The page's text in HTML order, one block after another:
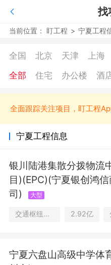
找
当前位置： 盯工程 > 宁夏工程
全国 北京 天津 上海
全部
住宅 办公楼 酒
全面跟踪关注项目，盯工程
宁夏工程信息
银川陆港集散分拨物流
目)(EPC)(宁夏银创鸿
司)
大型
交通枢纽及仓储/市政公用设施/办公楼/工业 2.92亿
宁夏六盘山高级中学体